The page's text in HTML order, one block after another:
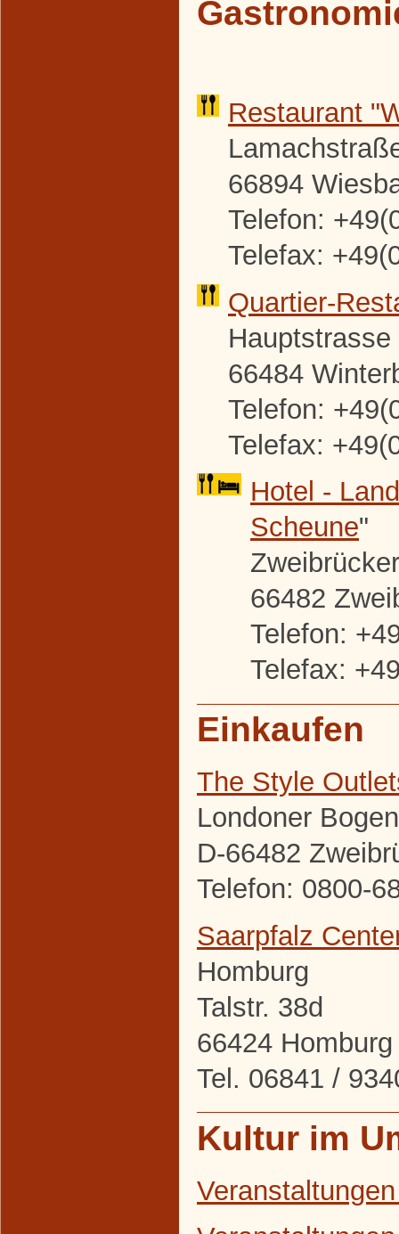
Restaurant
66894
Telefon:
Telefax:
Quartier-
Hauptstrasse
66484
Telefon:
Telefax:
Hotel -
Scheune"
66482
Telefon:
Telefax:
Einkaufen
The Style
Londoner
D-66482
Telefon: 0800-
Saarpfalz
Homburg
Talstr. 38d
66424 Homburg
Tel. 06841 /
Kultur im